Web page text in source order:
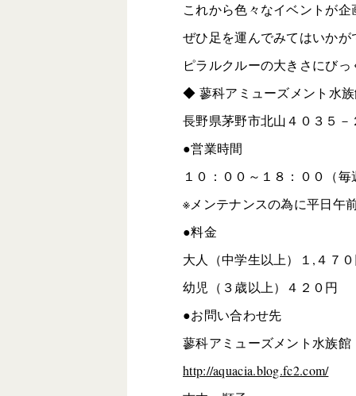
これから色々なイベントが企
ぜひ足を運んでみてはいかが
ピラルクルーの大きさにびっ
◆ 蓼科アミューズメント水
長野県茅野市北山４０３５－
●営業時間
１０：００～１８：００（毎
※メンテナンスの為に平日午
●料金
大人（中学生以上）１,４７
幼児（３歳以上）４２０円
●お問い合わせ先
蓼科アミューズメント水族
http://aquacia.blog.fc2.com/